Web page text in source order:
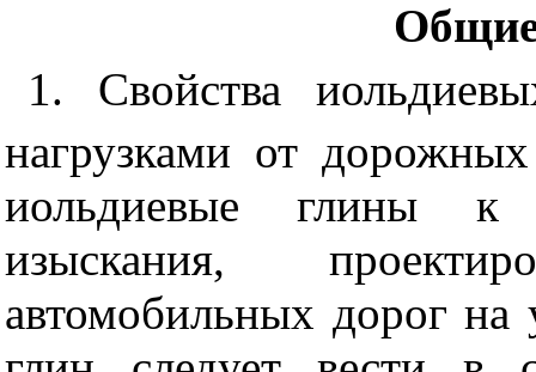
1. Свойства
нагрузками от
иольдиевые глины к
изыскания,
автомобильных дорог на